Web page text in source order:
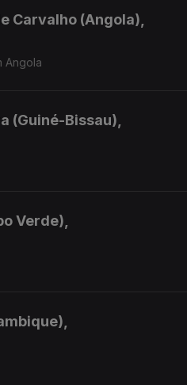
Carvalho (Angola),
Angola
(Guiné-Bissau),
Verde),